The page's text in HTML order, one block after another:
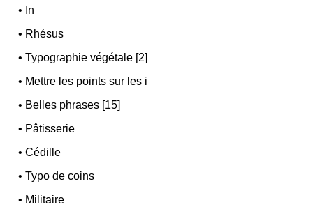
• In
• Rhésus
•Typographie végétale [2]
• Mettre les points sur les i
• Belles phrases [15]
• Pâtisserie
•Cédille
•Typo de coins
• Militaire